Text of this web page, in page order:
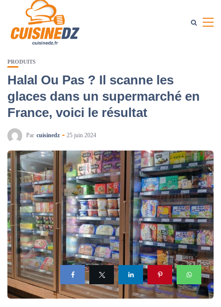
PRODUITS
Halal Ou Pas ? Il scanne les
glaces dans un supermarché en
France, voici le résultat
Par cuisinedz 25 juin 2024